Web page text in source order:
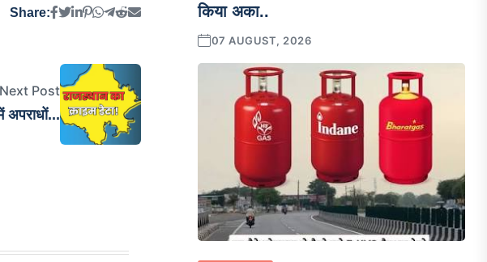
Share:
Next Post
अपराधों...
किया अका..
07 AUGUST, 2026